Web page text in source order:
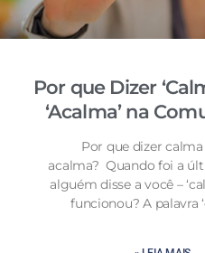
Por que Dizer
‘Acalma’ na
Por que dizer
acalma? Quando foi a
alguém disse a você –
funcionou? A palavra